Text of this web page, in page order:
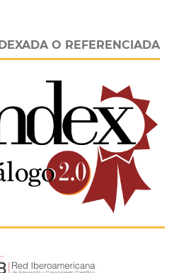
O REFERENCIADA